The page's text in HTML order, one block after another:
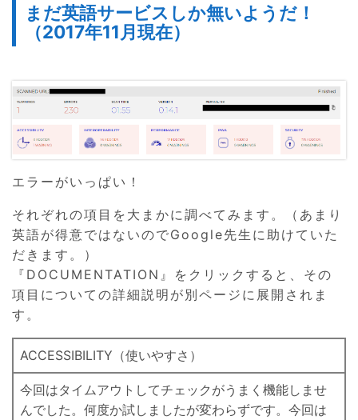
まだ英語サービスしか無いようだ！
（2017年11月現在）
エラーがいっぱい！
それぞれの項目を大まかに調べてみます。（あまり
英語が得意ではないのでGoogle先生に助けていた
だきます。）
『DOCUMENTATION』をクリックすると、その
項目についての詳細説明が別ページに展開されま
す。
ACCESSIBILITY（使いやすさ）
今回はタイムアウトしてチェックがうまく機能しませ
んでした。何度か試しましたが変わらずです。今回は